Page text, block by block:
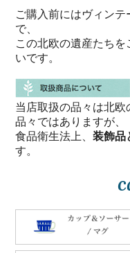
ご購入前にはヴィン
で、
この北欧の遺産たち
いです。
当店取扱の品々は北
品々ではありますが、
食品衛生法上、装飾品
す。